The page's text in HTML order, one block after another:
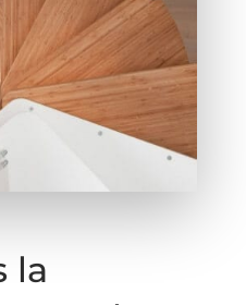
la